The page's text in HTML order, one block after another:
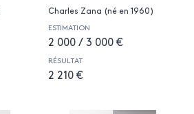
Charles Zana (né en 1960)
ESTIMATION
2 000 / 3 000 €
RÉSULTAT
2 210 €